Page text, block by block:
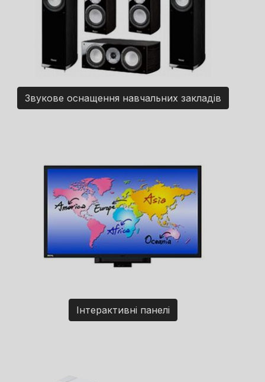
Звукове оснащення навчальних закладів
Інтерактивні панелі